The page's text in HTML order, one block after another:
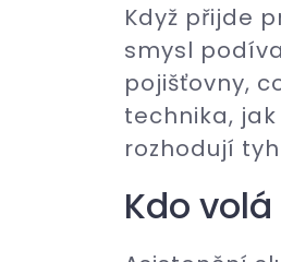
Když přijde
smysl
pojišťovny,
technika,
rozhodují
Kdo